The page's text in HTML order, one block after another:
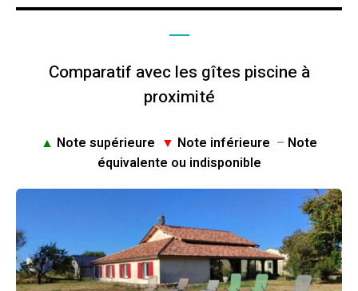
Comparatif avec les gîtes piscine à
proximité
▲ Note supérieure ▼ Note inférieure – Note
équivalente ou indisponible